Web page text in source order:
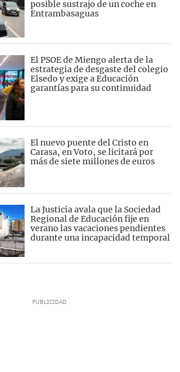
posible sustrajo de un coche en
Entrambasaguas
El PSOE de Miengo alerta de la
estrategia de desgaste del colegio
Elsedo y exige a Educación
garantías para su continuidad
El nuevo puente del Cristo en
Carasa, en Voto, se licitará por
más de siete millones de euros
La Justicia avala que la Sociedad
Regional de Educación fije en
verano las vacaciones pendientes
durante una incapacidad temporal